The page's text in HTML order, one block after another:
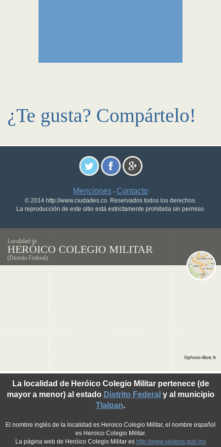
¿Te gusta? Compártelo!
Menciones - Contacto
© 2014 http://www.ciudades.co. Reservados todos los derechos.
La reproducción de este sitio está estrictamente prohibida sin permiso.
Localidad de
HERÓICO COLEGIO MILITAR
(Distrito Federal)
La localidad de Heróico Colegio Militar pertenece (de
mayor a menor) al estado Distrito Federal y al municipio
Tlalpan.
El nombre inglés de la localidad es Heroico Colegio Militar, el nombre español
es Heroico Colegio Militar.
La página web de Heróico Colegio Militar es http://www.sedena.gob.mx
©photo-libre.fr